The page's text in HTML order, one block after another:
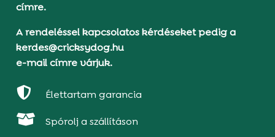
címre.
A rendeléssel kapcsolatos kérdéseket pedig a
kerdes@cricksydog.hu
e-mail címre várjuk.
 Élettartam garancia
 Spórolj a szállításon